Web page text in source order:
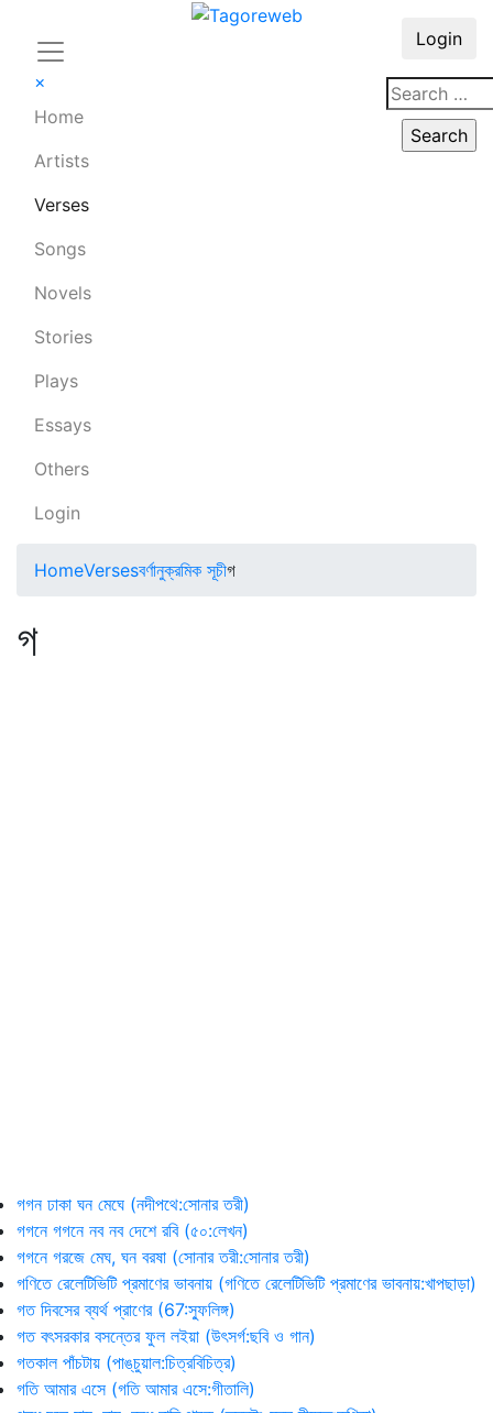
×
Home
Artists
Verses
Songs
Novels
Stories
Plays
Essays
Others
Login
Login
HomeVersesবর্ণানুক্রমিক সূচীগ
গ
গগন ঢাকা ঘন মেঘে (নদীপথে:সোনার তরী)
গগনে গগনে নব নব দেশে রবি (৫০:লেখন)
গগনে গরজে মেঘ, ঘন বরষা (সোনার তরী:সোনার তরী)
গণিতে রেলেটিভিটি প্রমাণের ভাবনায় (গণিতে রেলেটিভিটি প্রমাণের ভাবনায়:খাপছাড়া)
গত দিবসের ব্যর্থ প্রাণের (67:স্ফুলিঙ্গ)
গত বৎসরকার বসন্তের ফুল লইয়া (উৎসর্গ:ছবি ও গান)
গতকাল পাঁচটায় (পাঙ্‌চুয়াল:চিত্রবিচিত্র)
গতি আমার এসে (গতি আমার এসে:গীতালি)